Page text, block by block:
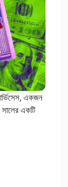
একজন
একটি